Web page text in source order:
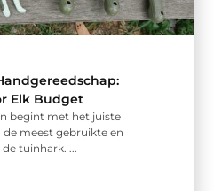
Elk Budget
begint met het juiste
de meest gebruikte en
tuinhark. ...